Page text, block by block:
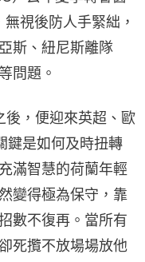
視後防人手緊絀，
斯、紐尼斯離隊
問題。
後，便迎來英超、歐
鍵是如何及時扭轉
滿智慧的荷蘭年輕
變得極為保守，靠
數不復再。當所有
死攬不放場場放他